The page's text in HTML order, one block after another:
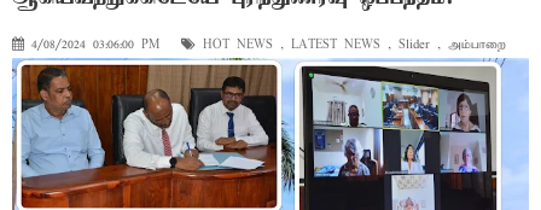
4/08/2024 03:06:00 PM HOT NEWS , LATEST NEWS , Slider , அம்பாறை